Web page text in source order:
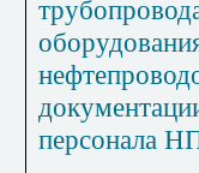
персонала